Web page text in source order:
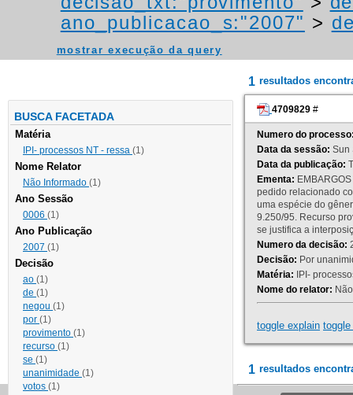
ano_publicacao_s:"2007" >
mostrar execução da query
BUSCA FACETADA
Matéria
IPI- processos NT - ressa (1)
Nome Relator
Não Informado (1)
Ano Sessão
0006 (1)
Ano Publicação
2007 (1)
Decisão
ao (1)
de (1)
negou (1)
por (1)
provimento (1)
recurso (1)
se (1)
unanimidade (1)
votos (1)
1 resultados
4709829 #
Numero do
Data da sessão: Sun
Data da publicação:
Ementa:
pedido relacionado
uma espécie do
9.250/95. Recurso
se justifica a
Numero da decisão:
Decisão: Por
Matéria: IPI-
Nome do relator:
toggle explain
1 resultados